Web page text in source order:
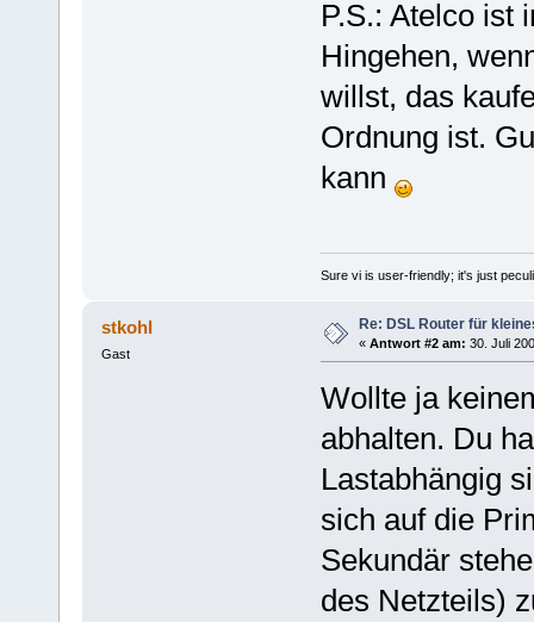
P.S.: Atelco ist
Hingehen,
willst, das
Ordnung ist.
kann
Sure vi is user-friendly; it's just
stkohl
Gast
Re: DSL Router für
« Antwort #2 am: 30. Juli
Wollte ja
abhalten. Du
Lastabhängig
sich auf die
Sekundär
des Netzteils)